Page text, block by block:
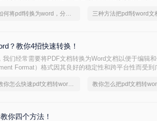
，帮助您轻松应对这一需求。
如何将pdf转换为word，分享一种简单的方法 三种方法把pdf转word文
？教你4招快速转换！
们经常需要将PDF文档转换为Word文档以便于编辑和
Format）格式因其良好的稳定性和跨平台性而受到
档的方法，并简要概述每种方法的特点和适用场景。
教你怎么快速pdf文档转word文档
你四个方法！